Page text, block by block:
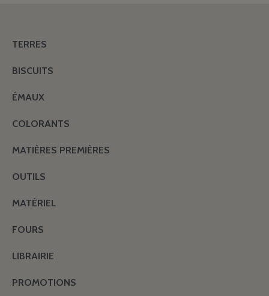
TERRES
BISCUITS
ÉMAUX
COLORANTS
MATIÈRES PREMIÈRES
OUTILS
MATÉRIEL
FOURS
LIBRAIRIE
PROMOTIONS